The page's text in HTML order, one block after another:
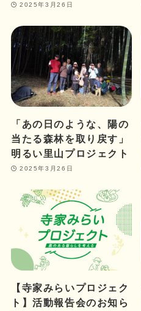
2025年3月26日
「あの日のような、陽の
当たる森林を取り戻す」
明るい里山プロジェクト
2025年3月26日
【寺家みらいプロジェク
ト】活動報告会のお知ら